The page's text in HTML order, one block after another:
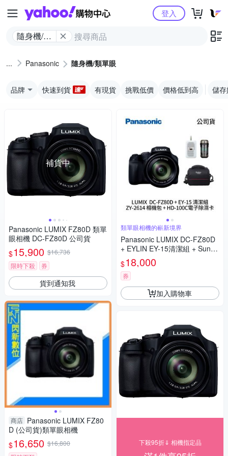
Yahoo購物中心
隨身機/類
登入
Panasonic 隨身機/類單眼
品牌 快速到貨 有現貨 挑戰低價 價格低到高 儲
補貨中
Panasonic LUMIX FZ80D 類單
眼相機 DC-FZ80D 公司貨
$15,900 $16,736
限時下殺
券
貨到通知我
商店 Panasonic LUMIX FZ80
D (公司貨)類單眼相機
$16,650 $16,800
類單眼相機的嶄新境界
Panasonic LUMIX DC-FZ80D
+ EYLIN EY-15清潔組 + SunLi
ght ZY-2614相機包 + EirMai 銳
瑪 HD-100C電子除濕卡 FZ80
D (公司貨)
$18,000
券
加入購物車
下殺95折⇓ 相機指定品